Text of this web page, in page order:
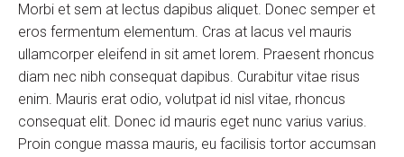
Morbi et sem at lectus dapibus aliquet. Donec semper et
eros fermentum elementum. Cras at lacus vel mauris
ullamcorper eleifend in sit amet lorem. Praesent rhoncus
diam nec nibh consequat dapibus. Curabitur vitae risus
enim. Mauris erat odio, volutpat id nisl vitae, rhoncus
consequat elit. Donec id mauris eget nunc varius varius.
Proin congue massa mauris, eu facilisis tortor accumsan